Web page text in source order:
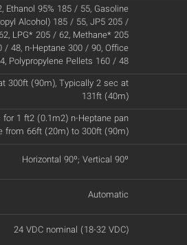
Ethanol 95% 185 / 55, Gasoline
Alcohol) 185 / 55, JP5 205 /
LPG* 205 / 62, Methane* 205
/ 48, n-Heptane 300 / 90, Office
Polypropylene Pellets 160 / 48
300ft (90m), Typically 2 sec at
131ft (40m)
1 ft2 (0.1m2) n-Heptane pan
from 66ft (20m) to 300ft (90m)
Horizontal 90º; Vertical 90º
Automatic
24 VDC nominal (18-32 VDC)